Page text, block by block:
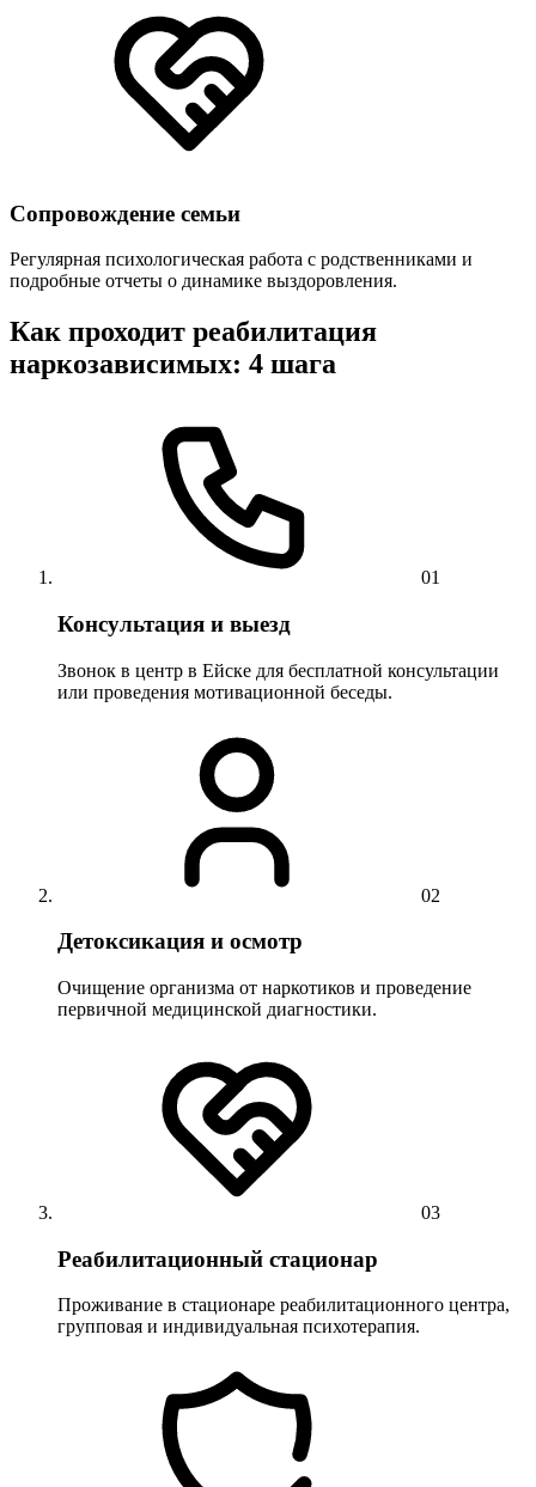
Сопровождение семьи
Регулярная психологическая работа с родственниками и
подробные отчеты о динамике выздоровления.
Как проходит реабилитация
наркозависимых: 4 шага
01
Консультация и выезд
Звонок в центр в Ейске для бесплатной консультации
или проведения мотивационной беседы.
02
Детоксикация и осмотр
Очищение организма от наркотиков и проведение
первичной медицинской диагностики.
03
Реабилитационный стационар
Проживание в стационаре реабилитационного центра,
групповая и индивидуальная психотерапия.